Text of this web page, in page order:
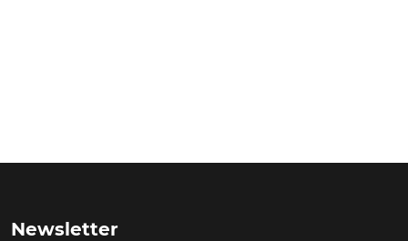
Newsletter